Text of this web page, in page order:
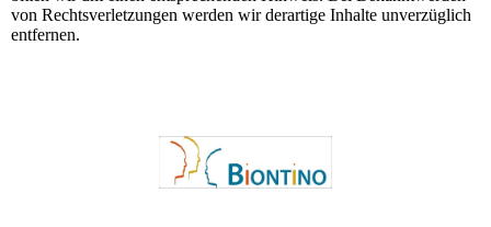
von Rechtsverletzungen werden wir derartige Inhalte unverzüglich
entfernen.